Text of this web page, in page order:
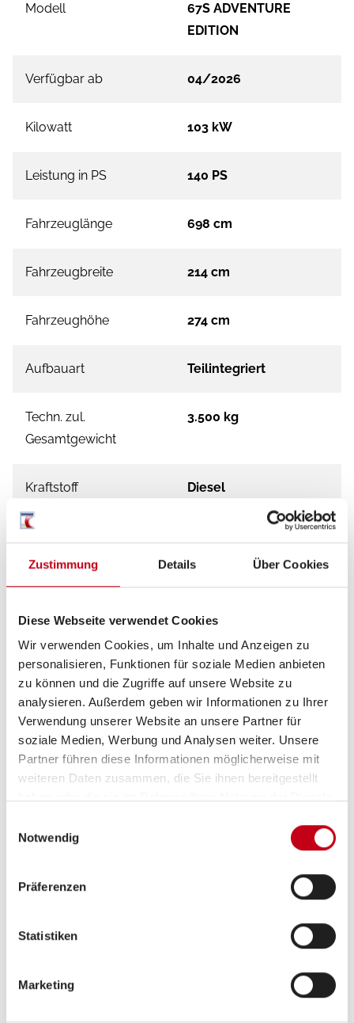
Zustimmung Details Über Cookies
Diese Webseite verwendet Cookies
Wir verwenden Cookies, um Inhalte und Anzeigen zu
personalisieren, Funktionen für soziale Medien anbieten
zu können und die Zugriffe auf unsere Website zu
analysieren. Außerdem geben wir Informationen zu Ihrer
Verwendung unserer Website an unsere Partner für
soziale Medien, Werbung und Analysen weiter. Unsere
Partner führen diese Informationen möglicherweise mit
weiteren Daten zusammen, die Sie ihnen bereitgestellt
Notwendig
Präferenzen
Statistiken
Marketing
Modell
67S ADVENTURE
EDITION
Verfügbar ab 04/2026
Kilowatt 103 kW
Leistung in PS 140 PS
Fahrzeuglänge 698 cm
Fahrzeugbreite 214 cm
Fahrzeughöhe 274 cm
Aufbauart Teilintegriert
Techn. zul.
Gesamtgewicht
3.500 kg
Kraftstoff Diesel
Motordetails 2.2
Grundrissbeschreibung
Einzelbett ab 2 Schlafplätze
Schlafplätze
Anzahl der Sitze mit Gurt